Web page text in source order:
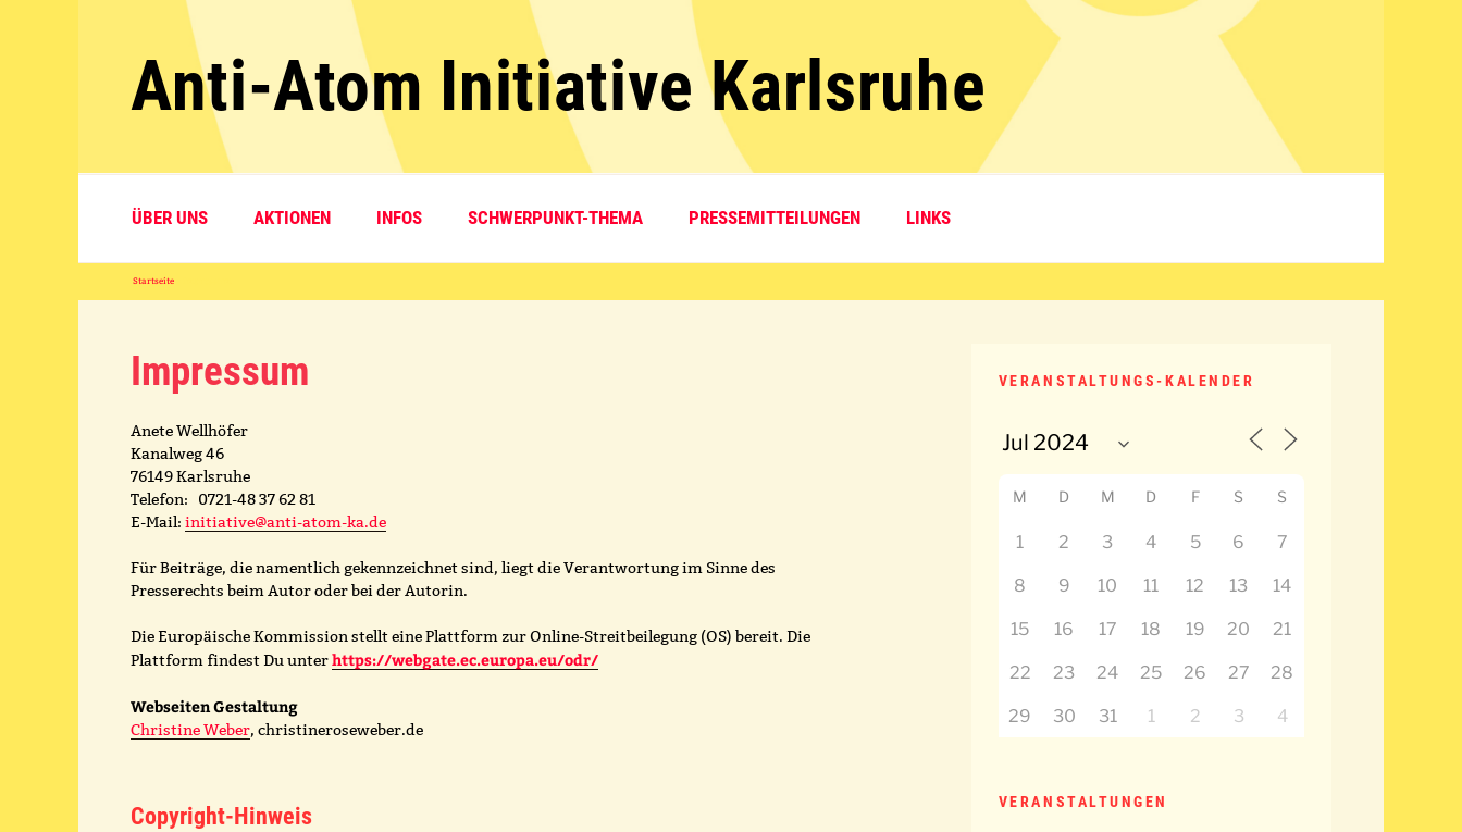
springenAnti-Atom Initiative Karlsruhe
ÜBER UNS AKTIONEN INFOS SCHWERPUNKT-THEMA PRESSEMITTEILUNGEN LINKS
Startseite
Impressum
Anete Wellhöfer
Kanalweg 46
76149 Karlsruhe
Telefon: 0721-48 37 62 81
E-Mail: initiative@anti-atom-ka.de
Für Beiträge, die namentlich gekennzeichnet sind, liegt die Verantwortung im Sinne des
Presserechts beim Autor oder bei der Autorin.
Die Europäische Kommission stellt eine Plattform zur Online-Streitbeilegung (OS) bereit. Die
Plattform findest Du unterhttps://webgate.ec.europa.eu/odr/
Webseiten Gestaltung
Christine Weber, christineroseweber.de
Copyright-Hinweis
VERANSTALTUNGS-KALENDER
M D M D F S S
1 2 3 4 5 6 7
8 9 10 11 12 13 14
15 16 17 18 19 20 21
22 23 24 25 26 27 28
29 30 31 1 2 3 4
VERANSTALTUNGEN